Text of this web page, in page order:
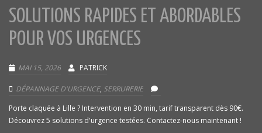
SOLUTIONS RAPIDES ET ABORDABLES
POUR VOS URGENCES
MAI 15, 2026 PATRICK
DÉPANNAGE D'URGENCE, SERRURERIE
Porte claquée à Lille ? Intervention en 30 min, tarif transparent dès 90€.
Découvrez 5 solutions d'urgence testées. Contactez-nous maintenant !